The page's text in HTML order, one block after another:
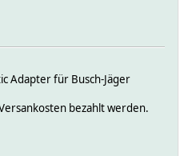
Adapter für Busch-Jäger
bezahlt werden.